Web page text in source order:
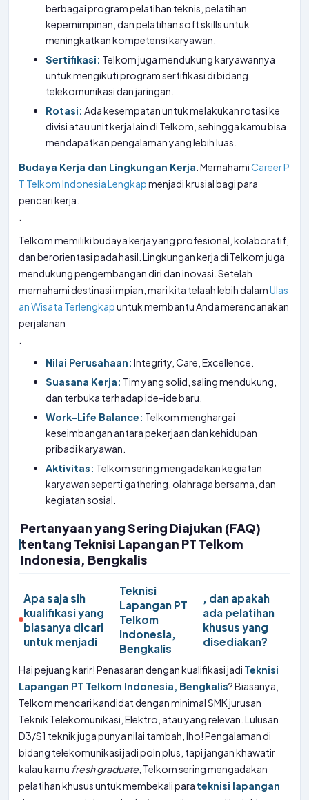
berbagai program pelatihan teknis, pelatihan
kepemimpinan, dan pelatihan soft skills untuk
meningkatkan kompetensi karyawan.
Sertifikasi: Telkom juga mendukung karyawannya
untuk mengikuti program sertifikasi di bidang
telekomunikasi dan jaringan.
Rotasi: Ada kesempatan untuk melakukan rotasi ke
divisi atau unit kerja lain di Telkom, sehingga kamu bisa
mendapatkan pengalaman yang lebih luas.
Budaya Kerja dan Lingkungan Kerja . MemahamiCareer P
T Telkom Indonesia Lengkapmenjadi krusial bagi para
pencari kerja.
Telkom memiliki budaya kerja yang profesional, kolaboratif,
dan berorientasi pada hasil. Lingkungan kerja di Telkom juga
mendukung pengembangan diri dan inovasi. Setelah
memahami destinasi impian, mari kita telaah lebih dalamUlas
an Wisata Terlengkapuntuk membantu Anda merencanakan
perjalanan
Nilai Perusahaan: Integrity, Care, Excellence.
Suasana Kerja: Tim yang solid, saling mendukung,
dan terbuka terhadap ide-ide baru.
Work-Life Balance: Telkom menghargai
keseimbangan antara pekerjaan dan kehidupan
pribadi karyawan.
Aktivitas: Telkom sering mengadakan kegiatan
karyawan seperti gathering, olahraga bersama, dan
kegiatan sosial.
Pertanyaan yang Sering Diajukan (FAQ)
tentang Teknisi Lapangan PT Telkom
Indonesia, Bengkalis
Apa saja sih
kualifikasi yang
biasanya dicari
untuk menjadi
Teknisi
Lapangan PT
Telkom
Indonesia,
Bengkalis
, dan apakah
ada pelatihan
khusus yang
disediakan?
Hai pejuang karir! Penasaran dengan kualifikasi jadi Teknisi
Lapangan PT Telkom Indonesia, Bengkalis? Biasanya,
Telkom mencari kandidat dengan minimal SMK jurusan
Teknik Telekomunikasi, Elektro, atau yang relevan. Lulusan
D3/S1 teknik juga punya nilai tambah, lho! Pengalaman di
bidang telekomunikasi jadi poin plus, tapi jangan khawatir
kalau kamu fresh graduate , Telkom sering mengadakan
pelatihan khusus untuk membekali para teknisi lapangan